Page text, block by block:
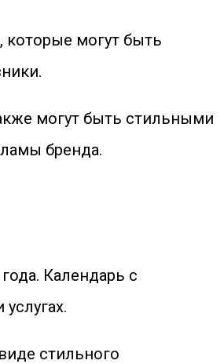
могут быть
могут быть стильными
бренда.
Календарь с
стильного